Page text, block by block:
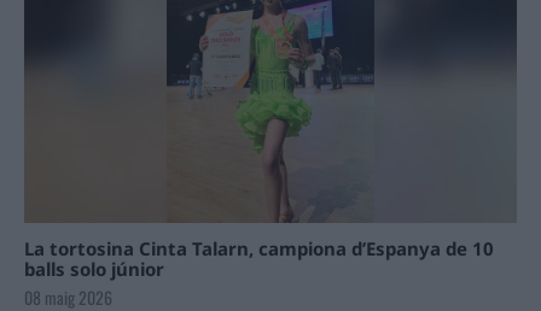
La tortosina Cinta Talarn, campiona d’Espanya de 10
balls solo júnior
08 maig 2026